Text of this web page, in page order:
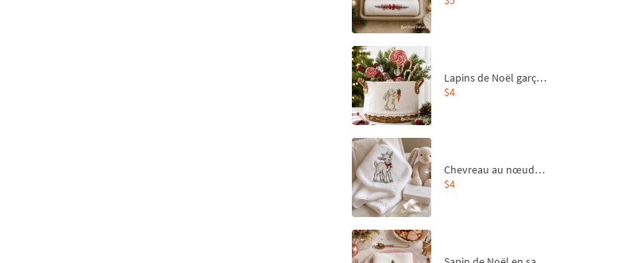
Lapins de Noël garçon et fille - 4 tailles
$4
Chevreau au nœud rouge – broderie machine, 4 tailles
$4